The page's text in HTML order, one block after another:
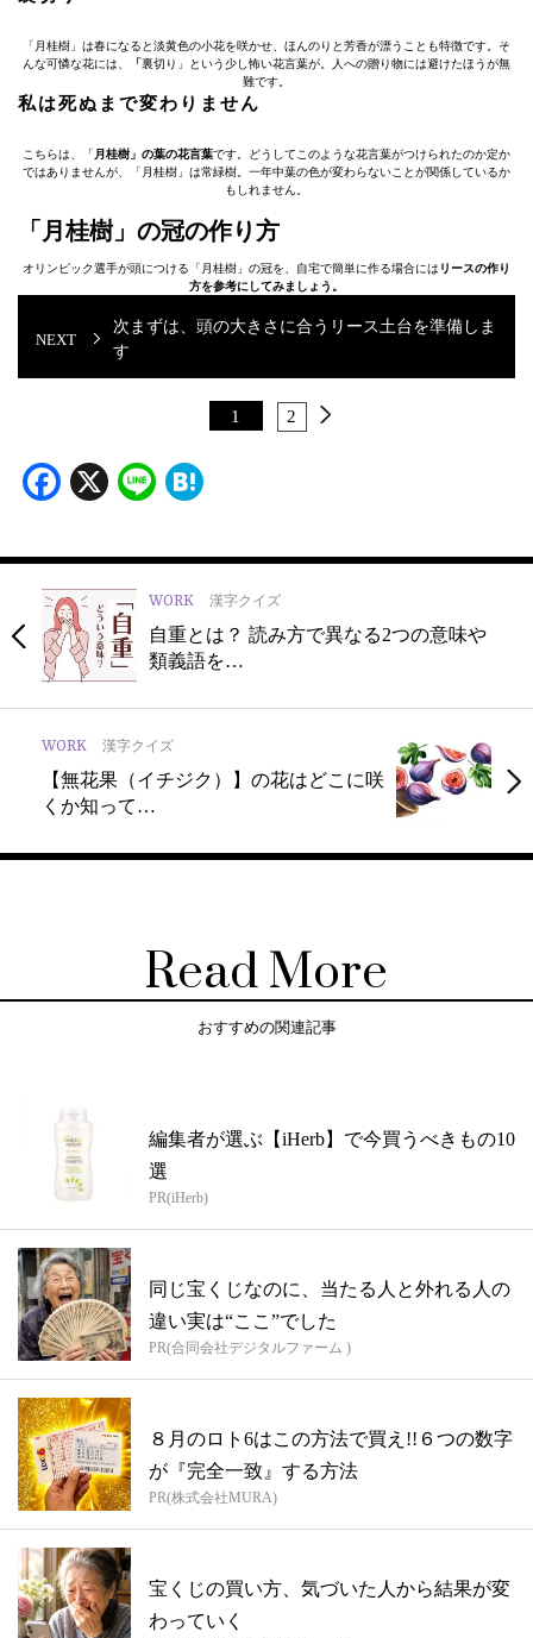
「月桂樹」は春になると淡黄色の小花を咲かせ、ほんのりと芳香が漂うことも特徴です。そ
んな可憐な花には、
「裏切り」という少し怖い花言葉が。人への贈り物には避けたほうが無
難です。
私は死ぬまで変わりません
こちらは、「月桂樹」の葉の花言葉です。どうしてこのような花言葉がつけられたのか定か
ではありませんが、「月桂樹」は常緑樹。一年中葉の色が変わらないことが関係しているか
もしれません。
「月桂樹」の冠の作り方
オリンピック選手が頭につける「月桂樹」の冠を、自宅で簡単に作る場合には リースの作り
方を参考にしてみましょう。
次まずは、頭の大きさに合うリース土台を準備しま
す
1 2
Facebook
X Line
WORK 漢字クイズ
自重とは？ 読み方で異なる2つの意味や
類義語を…
WORK 漢字クイズ
【無花果（イチジク）】の花はどこに咲
くか知って…
Read More
おすすめの関連記事
編集者が選ぶ【iHerb】で今買うべきもの10
選
PR(iHerb)
同じ宝くじなのに、当たる人と外れる人の
違い実は“ここ”でした
PR(合同会社デジタルファーム )
８月のロト6はこの方法で買え!!６つの数字
が『完全一致』する方法
PR(株式会社MURA)
宝くじの買い方、気づいた人から結果が変
わっていく